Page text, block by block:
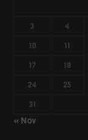
3
4
10
11
17
18
24
25
31
« Nov